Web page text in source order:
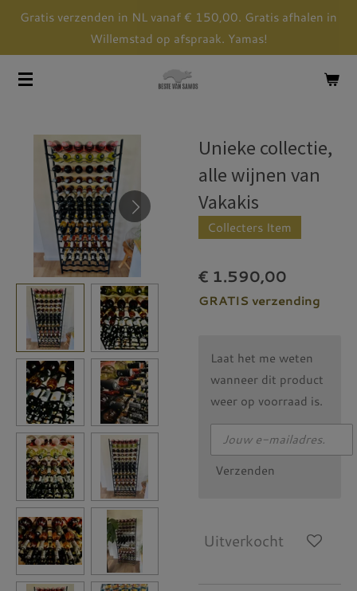
Ga
de
Gratis verzenden in NL vanaf € 150,00. Gratis afhalen in
Willemstad op afspraak. Yamas!
Unieke collectie,
alle wijnen van
Vakakis
Collecters Item
€ 1.590,00
GRATIS verzending
Laat het me weten
wanneer dit product
weer op voorraad is.
Verzenden
Uitverkocht